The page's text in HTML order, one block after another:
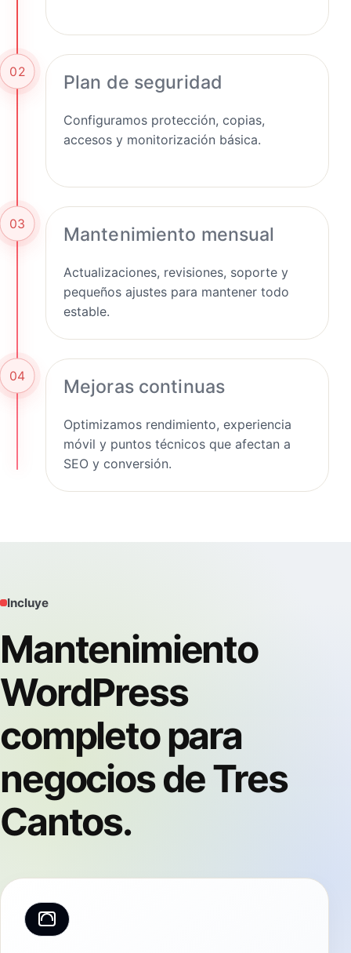
02 Plan de seguridad
Configuramos protección, copias,
accesos y monitorización básica.
03 Mantenimiento mensual
Actualizaciones, revisiones, soporte y
pequeños ajustes para mantener todo
estable.
04 Mejoras continuas
Optimizamos rendimiento, experiencia
móvil y puntos técnicos que afectan a
SEO y conversión.
Incluye
Mantenimiento
WordPress
completo para
negocios de Tres
Cantos.